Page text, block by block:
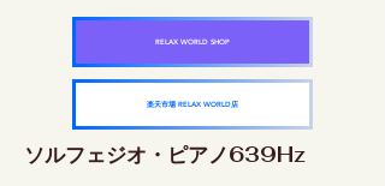
RELAX WORLD SHOP
楽天市場 RELAX WORLD店
ソルフェジオ・ピアノ639Hz